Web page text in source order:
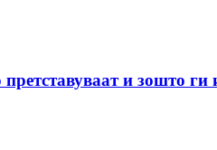
и зошто ги